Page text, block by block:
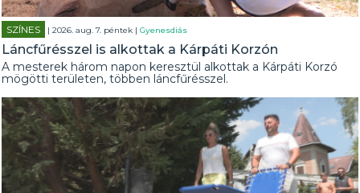
SZÍNES | 2026. aug. 7. péntek |Gyenesdiás
Láncfűrésszel is alkottak a Kárpáti Korzón
A mesterek három napon keresztül alkottak a Kárpáti Korzó
mögötti területen, többen láncfűrésszel.